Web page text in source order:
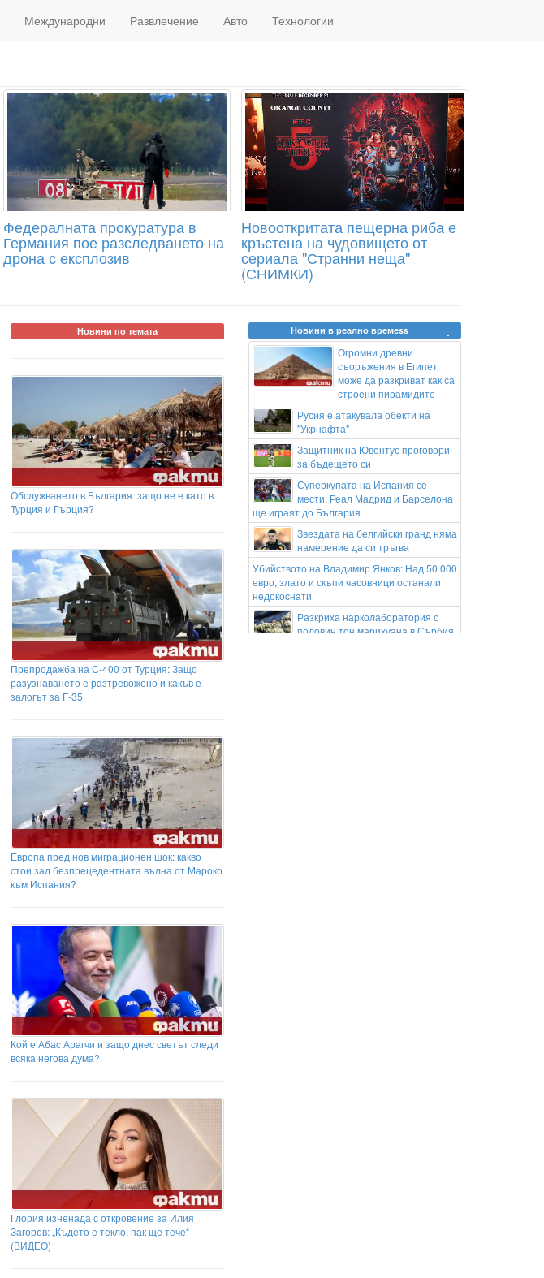
Международни Развлечение Авто Технологии
Федералната прокуратура в
Германия пое разследването на
дрона с експлозив
Новооткритата пещерна риба е
кръстена на чудовището от
сериала "Странни неща"
(СНИМКИ)
Новини по темата
Обслужването в България: защо не е като в
Турция и Гърция?
Препродажба на С-400 от Турция: Защо
разузнаването е разтревожено и какъв е
залогът за F-35
Европа пред нов миграционен шок: какво
стои зад безпрецедентната вълна от Мароко
към Испания?
Кой е Абас Арагчи и защо днес светът следи
всяка негова дума?
Глория изненада с откровение за Илия
Загоров: „Където е текло, пак ще тече“
(ВИДЕО)
Новини в реално времеss
Огромни древни
съоръжения в Египет
може да разкриват как са
строени пирамидите
Русия е атакувала обекти на
"Укрнафта"
Защитник на Ювентус проговори
за бъдещето си
Суперкупата на Испания се
мести: Реал Мадрид и Барселона
ще играят до България
Звездата на белгийски гранд няма
намерение да си тръгва
Убийството на Владимир Янков: Над 50 000
евро, злато и скъпи часовници останали
недокоснати
Разкриха нарколаборатория с
половин тон марихуана в Сърбия